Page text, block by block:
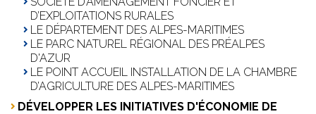
D’EXPLOITATIONS RURALES
LE DÉPARTEMENT DES ALPES-MARITIMES
LE PARC NATUREL RÉGIONAL DES PRÉALPES
D'AZUR
LE POINT ACCUEIL INSTALLATION DE LA CHAMBRE
D’AGRICULTURE DES ALPES-MARITIMES
DÉVELOPPER LES INITIATIVES D'ÉCONOMIE DE